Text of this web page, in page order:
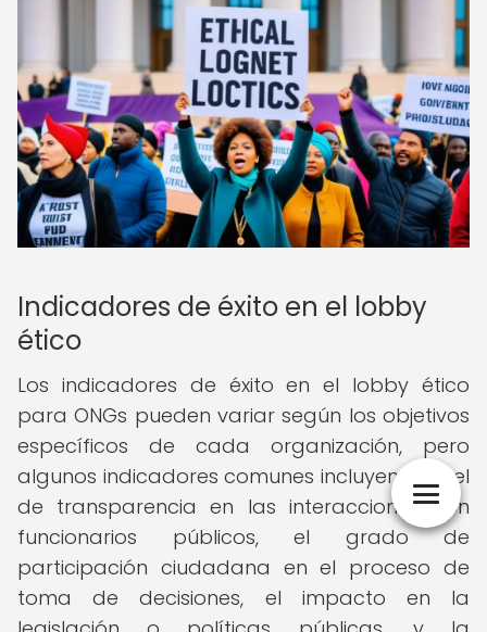
Indicadores de éxito en el lobby
ético
Los indicadores de éxito en el lobby ético
para ONGs pueden variar según los objetivos
específicos de cada organización, pero
algunos indicadores comunes incluyen el nivel
de transparencia en las interacciones con
funcionarios públicos, el grado de
participación ciudadana en el proceso de
toma de decisiones, el impacto en la